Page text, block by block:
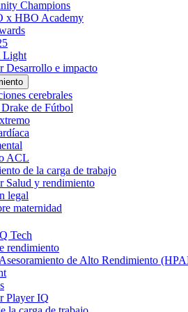
Champions
x HBO Academy
Light
Desarrollo e impacto
cerebrales
de Fútbol
ACL
de la carga de trabajo
Salud y rendimiento
legal
maternidad
Tech
rendimiento
de Alto Rendimiento
Player IQ